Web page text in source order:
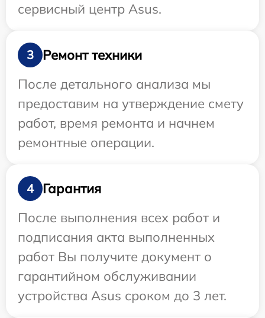
сервисный центр Asus.
3
Ремонт техники
После детального анализа мы
предоставим на утверждение смету
работ, время ремонта и начнем
ремонтные операции.
4
Гарантия
После выполнения всех работ и
подписания акта выполненных
работ Вы получите документ о
гарантийном обслуживании
устройства Asus сроком до 3 лет.